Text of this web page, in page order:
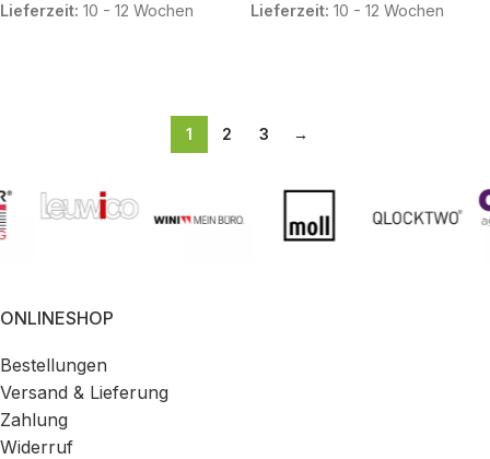
Lieferzeit: 10 - 12 Wochen
Lieferzeit: 10 - 12 Wochen
1 2 3 →
ONLINESHOP
Bestellungen
Versand & Lieferung
Zahlung
Widerruf